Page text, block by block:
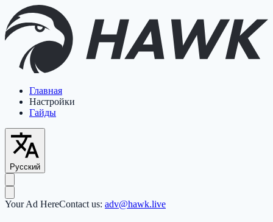
Главная
Настройки
Гайды
Русский
Your Ad HereContact us: adv@hawk.live